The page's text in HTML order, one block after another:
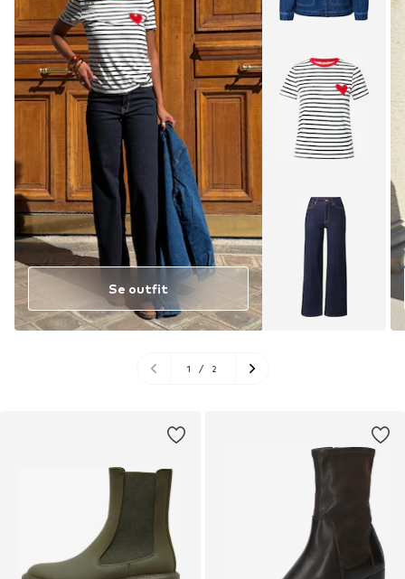
Se outfit
1 / 2